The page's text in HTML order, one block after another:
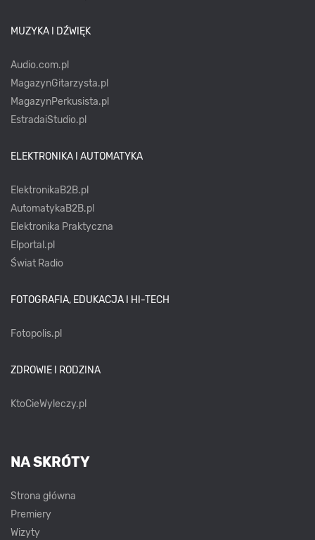
MUZYKA I DŹWIĘK
Audio.com.pl
MagazynGitarzysta.pl
MagazynPerkusista.pl
EstradaiStudio.pl
ELEKTRONIKA I AUTOMATYKA
ElektronikaB2B.pl
AutomatykaB2B.pl
Elektronika Praktyczna
Elportal.pl
Świat Radio
FOTOGRAFIA, EDUKACJA I HI-TECH
Fotopolis.pl
ZDROWIE I RODZINA
KtoCieWyleczy.pl
NA SKRÓTY
Strona główna
Premiery
Wizyty